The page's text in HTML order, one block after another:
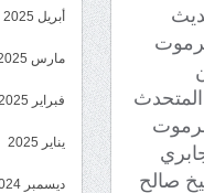
المتحدث
صالح
أبريل 2025
مارس 2025
فبراير 2025
يناير 2025
ديسمبر 2024